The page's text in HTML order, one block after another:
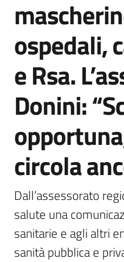
Agenzia
informazione
e
comunicazione
Seguici
su
ospedali,
e Rsa.
Donini:
circola
Dall’assessorato
salute una
sanitarie e agli altri
sanità pubblica e